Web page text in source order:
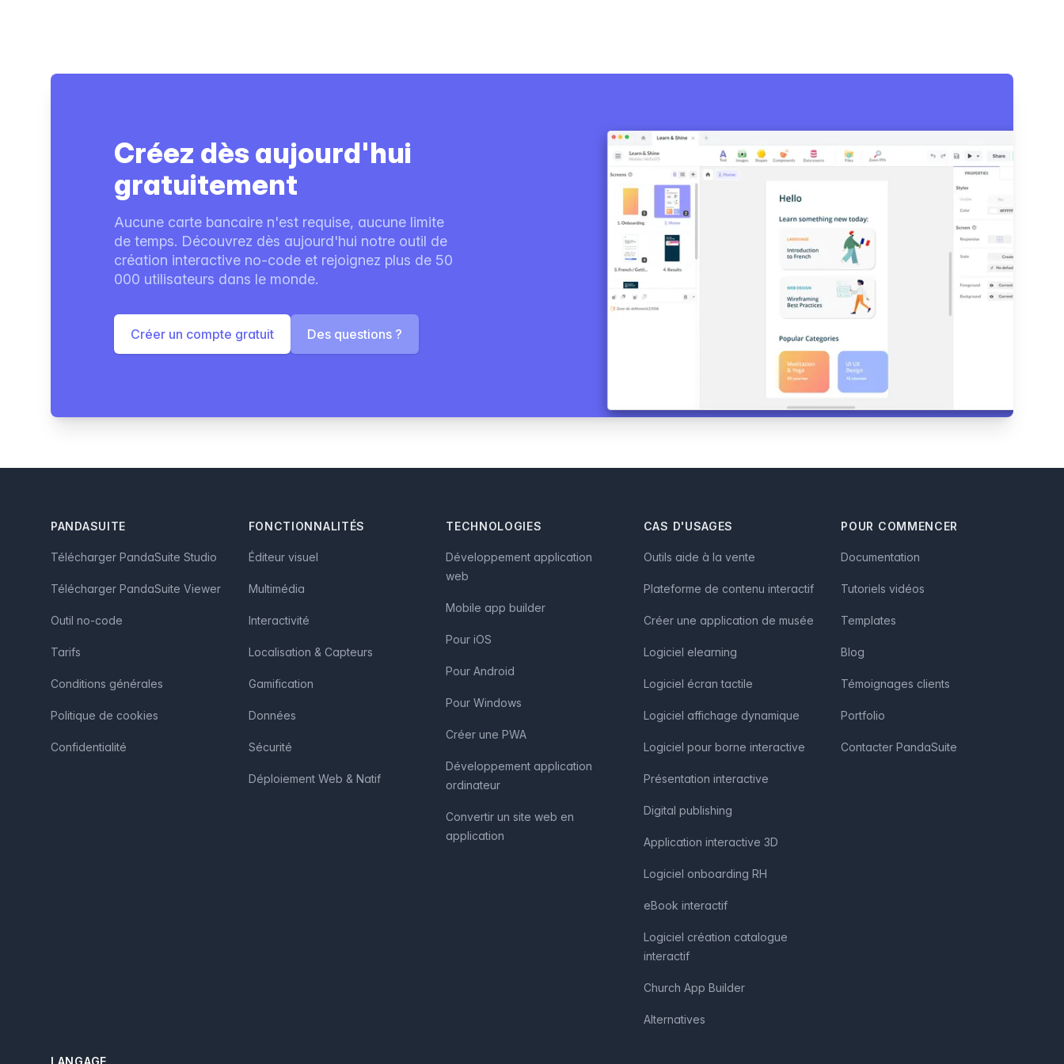
Créez dès aujourd'hui
gratuitement
Aucune carte bancaire n'est requise, aucune limite
de temps. Découvrez dès aujourd'hui notre outil de
création interactive no-code et rejoignez plus de 50
000 utilisateurs dans le monde.
Créer un compte gratuit Des questions ?
PANDASUITE
Télécharger PandaSuite Studio
Télécharger PandaSuite Viewer
Outil no-code
Tarifs
Conditions générales
Politique de cookies
Confidentialité
FONCTIONNALITÉS
Éditeur visuel
Multimédia
Interactivité
Localisation & Capteurs
Gamification
Données
Sécurité
Déploiement Web & Natif
TECHNOLOGIES
Développement application
web
Mobile app builder
Pour iOS
Pour Android
Pour Windows
Créer une PWA
Développement application
ordinateur
Convertir un site web en
application
CAS D'USAGES
Outils aide à la vente
Plateforme de contenu interactif
Créer une application de musée
Logiciel elearning
Logiciel écran tactile
Logiciel affichage dynamique
Logiciel pour borne interactive
Présentation interactive
Digital publishing
Application interactive 3D
Logiciel onboarding RH
eBook interactif
Logiciel création catalogue
interactif
Church App Builder
Alternatives
POUR COMMENCER
Documentation
Tutoriels vidéos
Templates
Blog
Témoignages clients
Portfolio
Contacter PandaSuite
LANGAGE